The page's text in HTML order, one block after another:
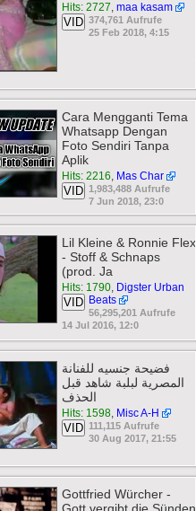
Hits: 2727, maa kasam
VID 374,761 Aufrufe
25 Feb 2018, 4:15
Cara Mengganti Tema
Whatsapp Dengan
Foto Sendiri Tanpa
Aplik
Hits: 2216, Mas Char
VID 1,983,488 Aufrufe
7 Jun 2018, 23:0
Lil Kleine & Ronnie Flex
- Stoff & Schnaps
(prod. Ja
Hits: 1790, Digster Urban
Beats
VID
56,295,201 Aufrufe
14 Jul 2016, 12:0
فضيحة جنسيه للفنانة
المصرية لبلبة شاهد قبل
الحذف
Hits: 1598, Misc A-H
VID 111,115 Aufrufe
30 Aug 2017, 21:55
Gottfried Würcher -